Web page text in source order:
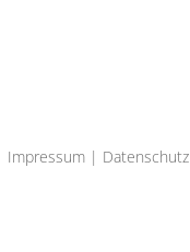
Impressum | Datenschutz